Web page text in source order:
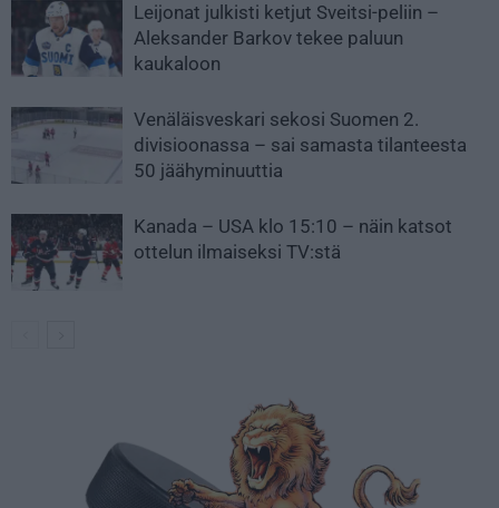
Leijonat julkisti ketjut Sveitsi-peliin –
Aleksander Barkov tekee paluun
kaukaloon
Venäläisveskari sekosi Suomen 2.
divisioonassa – sai samasta tilanteesta
50 jäähyminuuttia
Kanada – USA klo 15:10 – näin katsot
ottelun ilmaiseksi TV:stä